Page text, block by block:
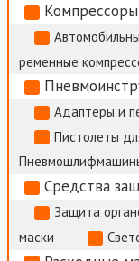
Компрессоры
ременные
Адаптеры и
Пистолеты
Средства
Защита
маски